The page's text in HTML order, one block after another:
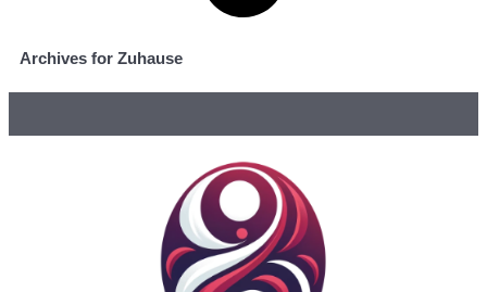
Archives for Zuhause